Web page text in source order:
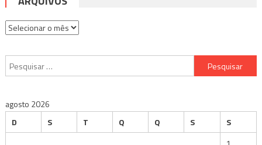
Arquivos
Pesquisar
por:
agosto 2026
D
S T Q Q S
S